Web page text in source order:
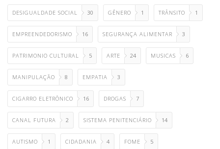
DESIGUALDADE SOCIAL 30 GÊNERO 1 TRÂNSITO 1
EMPREENDEDORISMO 16 SEGURANÇA ALIMENTAR 3
PATRIMONIO CULTURAL 5 ARTE 24 MUSICAS 6
MANIPULAÇÃO 8 EMPATIA 3
CIGARRO ELETRÔNICO 16 DROGAS 7
CANAL FUTURA 2 SISTEMA PENITENCIÁRIO 14
AUTISMO 1 CIDADANIA 4 FOME 5